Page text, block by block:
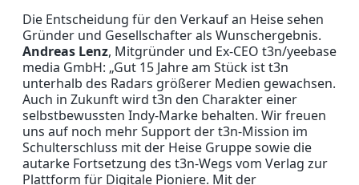
Die Entscheidung für den Verkauf an Heise sehen
Gründer und Gesellschafter als Wunschergebnis.
Andreas Lenz, Mitgründer und Ex-CEO t3n/yeebase
media GmbH: „Gut 15 Jahre am Stück ist t3n
unterhalb des Radars größerer Medien gewachsen.
Auch in Zukunft wird t3n den Charakter einer
selbstbewussten Indy-Marke behalten. Wir freuen
uns auf noch mehr Support der t3n-Mission im
Schulterschluss mit der Heise Gruppe sowie die
autarke Fortsetzung des t3n-Wegs vom Verlag zur
Plattform für Digitale Pioniere. Mit der